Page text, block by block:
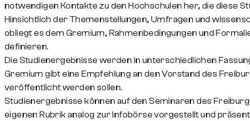
notwendigen Kontakte zu den Hochschulen her, die diese
Hinsichtlich der Themenstellungen, Umfragen und
obliegt es dem Gremium, Rahmenbedingungen und
definieren.
Die Studienergebnisse werden in unterschiedlichen
Gremium gibt eine Empfehlung an den Vorstand des
veröffentlicht werden sollen.
Studienergebnisse können auf den Seminaren des
eigenen Rubrik analog zur Infobörse vorgestellt und
Netzwerk / Studionetzwerk
Jobs im Netzwerk
Mitglied werden